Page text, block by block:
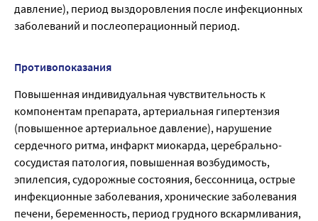
давление), период выздоровления после инфекционных
заболеваний и послеоперационный период.
Противопоказания
Повышенная индивидуальная чувствительность к
компонентам препарата, артериальная гипертензия
(повышенное артериальное давление), нарушение
сердечного ритма, инфаркт миокарда, церебрально-
сосудистая патология, повышенная возбудимость,
эпилепсия, судорожные состояния, бессонница, острые
инфекционные заболевания, хронические заболевания
печени, беременность, период грудного вскармливания,